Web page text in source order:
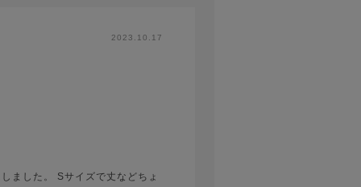
2023.10.17
ました。 Sサイズで丈などちょ